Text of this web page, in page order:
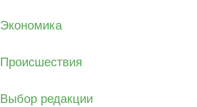
Экономика
Происшествия
Выбор редакции